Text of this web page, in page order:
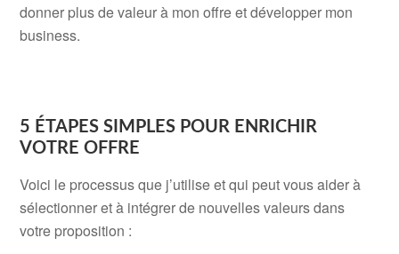
donner plus de valeur à mon offre et développer mon
business.
5 ÉTAPES SIMPLES POUR ENRICHIR
VOTRE OFFRE
Voici le processus que j’utilise et qui peut vous aider à
sélectionner et à intégrer de nouvelles valeurs dans
votre proposition :